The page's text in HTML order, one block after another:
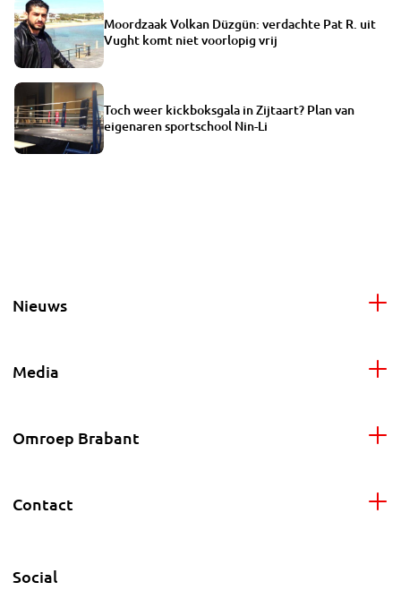
Moordzaak Volkan Düzgün: verdachte Pat R. uit
Vught komt niet voorlopig vrij
Toch weer kickboksgala in Zijtaart? Plan van
eigenaren sportschool Nin-Li
Nieuws
Media
Omroep Brabant
Contact
Social